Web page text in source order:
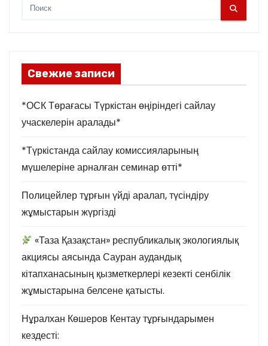
Свежие записи
*ОСК Төрағасы Түркістан өңіріндегі сайлау
учаскелерін аралады*
*Түркістанда сайлау комиссияларының
мүшелеріне арналған семинар өтті*
Полицейлер тұрғын үйді аралап, түсіндіру
жұмыстарын жүргізді
«Таза Қазақстан» республикалық экологиялық
акциясы аясында Сауран аудандық
кітапханасының қызметкерлері кезекті сенбілік
жұмыстарына белсене қатысты.
Нұралхан Көшеров Кентау тұрғындарымен
кездесті: